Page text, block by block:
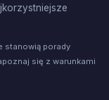
stanowią porady
się z warunkami